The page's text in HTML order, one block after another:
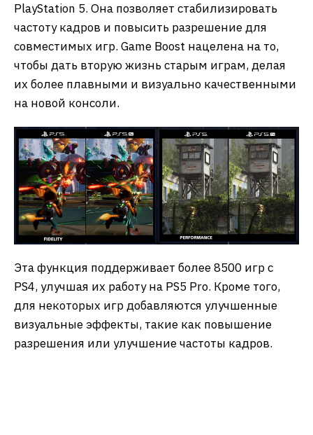
PlayStation 5. Она позволяет стабилизировать
частоту кадров и повысить разрешение для
совместимых игр. Game Boost нацелена на то,
чтобы дать вторую жизнь старым играм, делая
их более плавными и визуально качественными
на новой консоли.